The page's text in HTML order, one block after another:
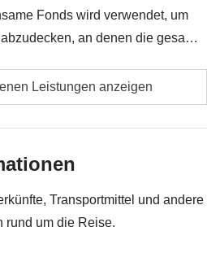
Fonds wird verwendet, um
an denen die gesamte
diesem Grund kann der Betrag
sein, ihn weiter
wird die nicht genutzte
Flughäfen Santiago, Sucre und
für Parks oder
Leistungen anzeigen
Transportmittel und andere
rund um die Reise.